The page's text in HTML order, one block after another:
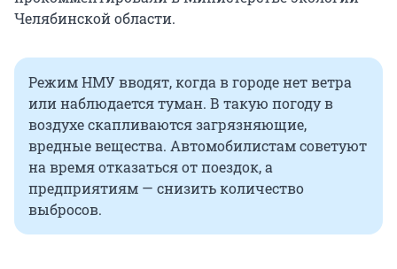
Челябинской области.
Режим НМУ вводят, когда в городе нет ветра
или наблюдается туман. В такую погоду в
воздухе скапливаются загрязняющие,
вредные вещества. Автомобилистам советуют
на время отказаться от поездок, а
предприятиям — снизить количество
выбросов.